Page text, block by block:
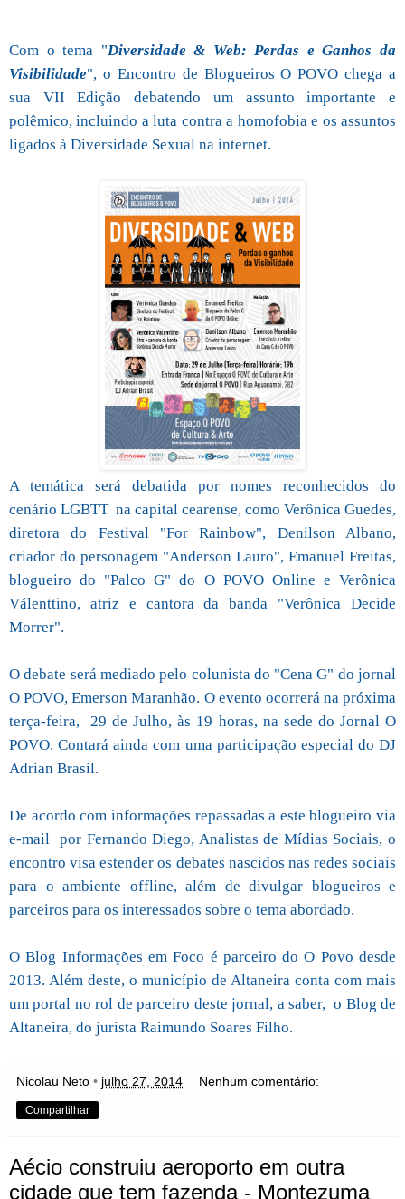
Com o tema "Diversidade & Web: Perdas e Ganhos da
Visibilidade", o Encontro de Blogueiros O POVO chega a
sua VII Edição debatendo um assunto importante e
polêmico, incluindo a luta contra a homofobia e os assuntos
ligados à Diversidade Sexual na internet.
A temática será debatida por nomes reconhecidos do
cenário LGBTT na capital cearense, como Verônica Guedes,
diretora do Festival "For Rainbow", Denilson Albano,
criador do personagem "Anderson Lauro", Emanuel Freitas,
blogueiro do "Palco G" do O POVO Online e Verônica
Válenttino, atriz e cantora da banda "Verônica Decide
Morrer".
O debate será mediado pelo colunista do "Cena G" do jornal
O POVO, Emerson Maranhão. O evento ocorrerá na próxima
terça-feira, 29 de Julho, às 19 horas, na sede do Jornal O
POVO. Contará ainda com uma participação especial do DJ
Adrian Brasil.
De acordo com informações repassadas a este blogueiro via
e-mail por Fernando Diego, Analistas de Mídias Sociais, o
encontro visa estender os debates nascidos nas redes sociais
para o ambiente offline, além de divulgar blogueiros e
parceiros para os interessados sobre o tema abordado.
O Blog Informações em Foco é parceiro do O Povo desde
2013. Além deste, o município de Altaneira conta com mais
um portal no rol de parceiro deste jornal, a saber, o Blog de
Altaneira, do jurista Raimundo Soares Filho.
Nicolau Neto • julho 27, 2014 Nenhum comentário:
Compartilhar
Aécio construiu aeroporto em outra
cidade que tem fazenda - Montezuma